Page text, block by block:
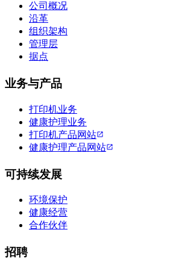
公司概况
沿革
组织架构
管理层
据点
业务与产品
打印机业务
健康护理业务
打印机产品网站
健康护理产品网站
可持续发展
环境保护
健康经营
合作伙伴
招聘